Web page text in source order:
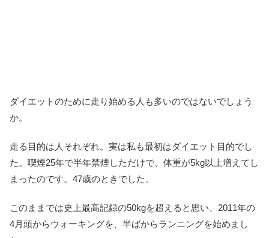
ダイエットのために走り始める人も多いのではないでしょう
か。
走る目的は人それぞれ。実は私も最初はダイエット目的でし
た。喫煙25年で半年禁煙しただけで、体重が5kg以上増えてし
まったのです。47歳のときでした。
このままでは史上最高記録の50kgを超えると思い、2011年の
4月頭からウォーキングを、半ばからランニングを始めまし